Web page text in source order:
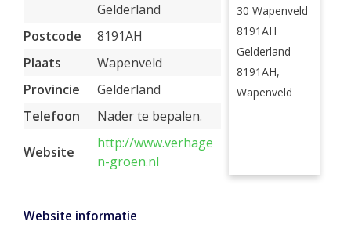
Gelderland
Postcode
8191AH
Plaats
Wapenveld
Provincie
Gelderland
Telefoon
Nader te bepalen.
Website
http://www.verhage
n-groen.nl
30 Wapenveld
8191AH
Gelderland
8191AH,
Wapenveld
Website informatie